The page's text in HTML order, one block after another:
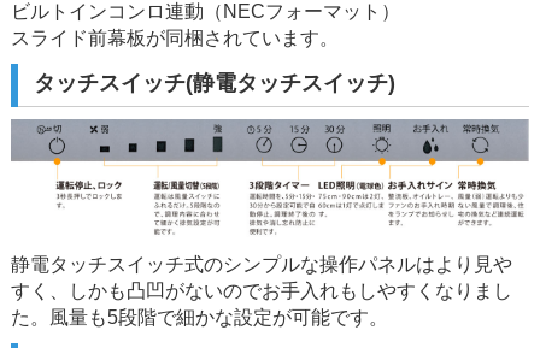
ビルトインコンロ連動（NECフォーマット）
スライド前幕板が同梱されています。
タッチスイッチ(静電タッチスイッチ)
静電タッチスイッチ式のシンプルな操作パネルはより見や
すく、しかも凸凹がないのでお手入れもしやすくなりまし
た。風量も5段階で細かな設定が可能です。